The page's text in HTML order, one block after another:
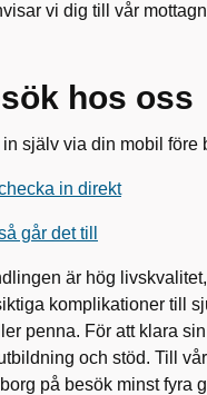
vi dig till vår
hos oss
själv via din mobil före
in direkt
går det till
är hög
komplikationer till
penna. För att klara
och stöd. Till
på besök minst fyra